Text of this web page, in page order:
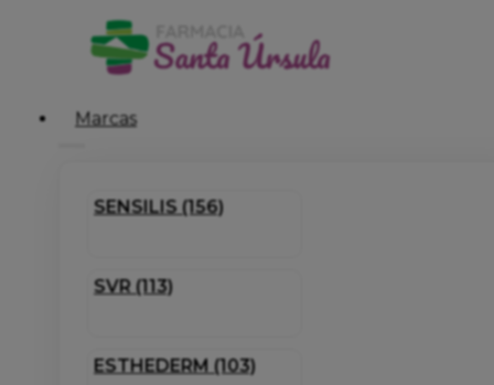
Marcas
SENSILIS (156)
SVR (113)
ESTHEDERM (103)